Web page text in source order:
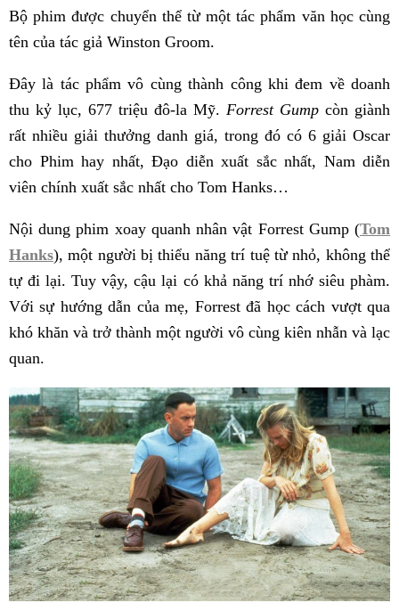
Bộ phim được chuyển thể từ một tác phẩm văn học cùng
tên của tác giả Winston Groom.
Đây là tác phẩm vô cùng thành công khi đem về doanh
thu kỷ lục, 677 triệu đô-la Mỹ. Forrest Gump còn giành
rất nhiều giải thưởng danh giá, trong đó có 6 giải Oscar
cho Phim hay nhất, Đạo diễn xuất sắc nhất, Nam diễn
viên chính xuất sắc nhất cho Tom Hanks…
Nội dung phim xoay quanh nhân vật Forrest Gump (Tom
Hanks), một người bị thiểu năng trí tuệ từ nhỏ, không thể
tự đi lại. Tuy vậy, cậu lại có khả năng trí nhớ siêu phàm.
Với sự hướng dẫn của mẹ, Forrest đã học cách vượt qua
khó khăn và trở thành một người vô cùng kiên nhẫn và lạc
quan.